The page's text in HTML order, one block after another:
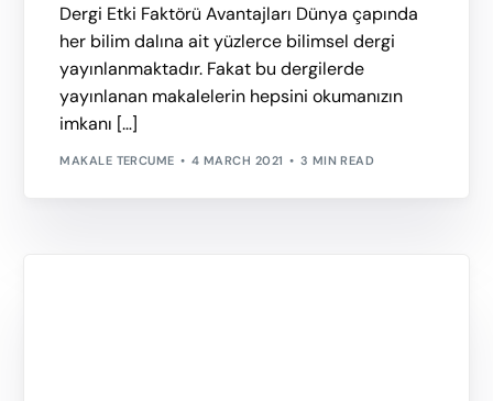
Dergi Etki Faktörü Avantajları Dünya çapında
her bilim dalına ait yüzlerce bilimsel dergi
yayınlanmaktadır. Fakat bu dergilerde
yayınlanan makalelerin hepsini okumanızın
imkanı […]
MAKALE TERCUME 4 MARCH 2021 3 MIN READ